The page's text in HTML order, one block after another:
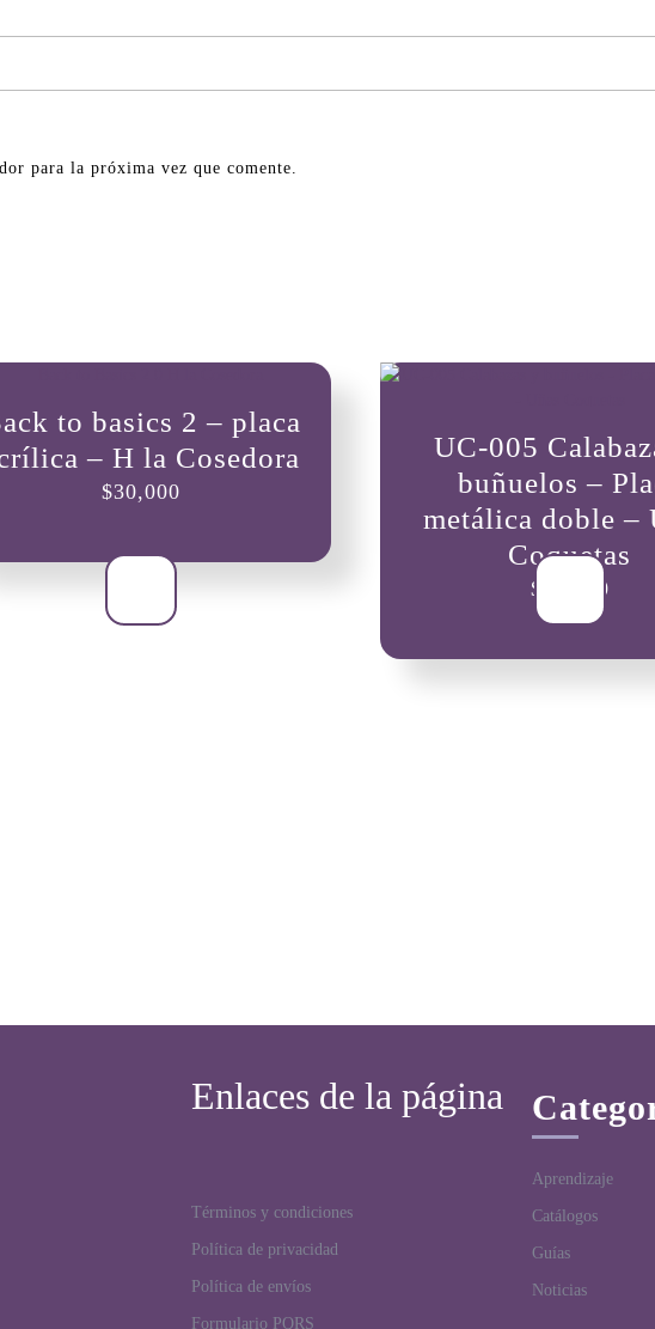
para la próxima vez que comente.
to basics 2 – placa
– H la Cosedora
$30,000
UC-005
buñuelos –
metálica doble –
Coquetas
$ 25,000
Enlaces de la página
Términos y condiciones
Política de privacidad
Política de envíos
Formulario PQRS
Aprendizaje
Catálogos
Guías
Noticias